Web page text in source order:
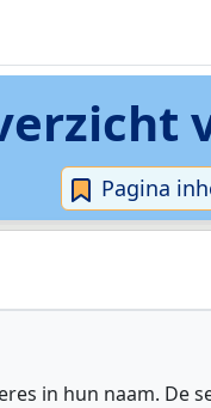
Pagina
in hun naam. De